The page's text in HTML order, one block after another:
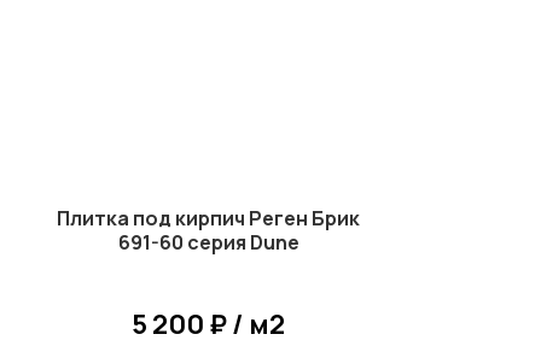
Плитка под кирпич Реген Брик
691-60 серия Dune
5 200 ₽ / м2